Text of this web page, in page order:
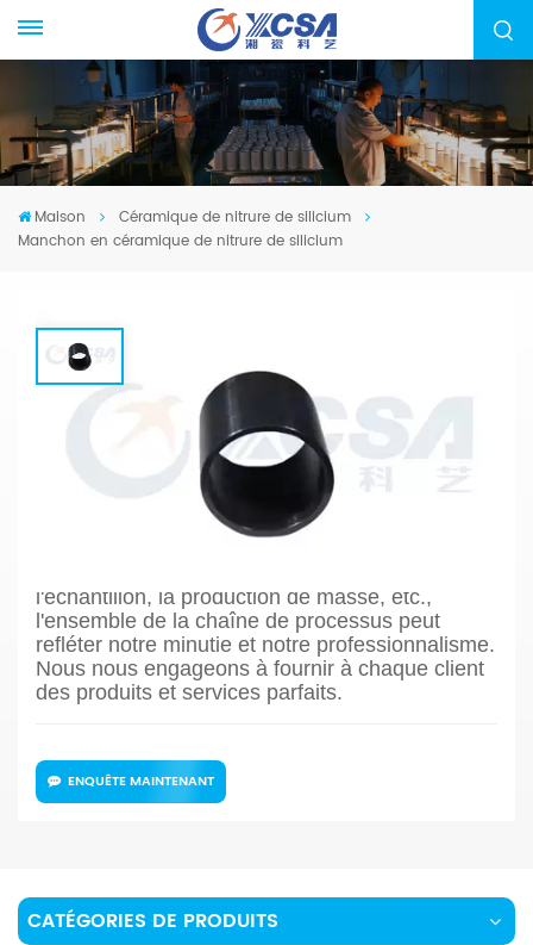
Maison
Céramique de nitrure de silicium
Manchon en céramique de nitrure de silicium
Manchon En Céramique De Nitrure De
Nous nous sommes spécialisés dans la
fabrication de céramique de nitrure de silicium,
l'échantillon, la production de masse, etc.,
l'ensemble de la chaîne de processus peut
refléter notre minutie et notre professionnalisme.
Nous nous engageons à fournir à chaque client
des produits et services parfaits.
ENQUÊTE MAINTENANT
CATÉGORIES DE PRODUITS